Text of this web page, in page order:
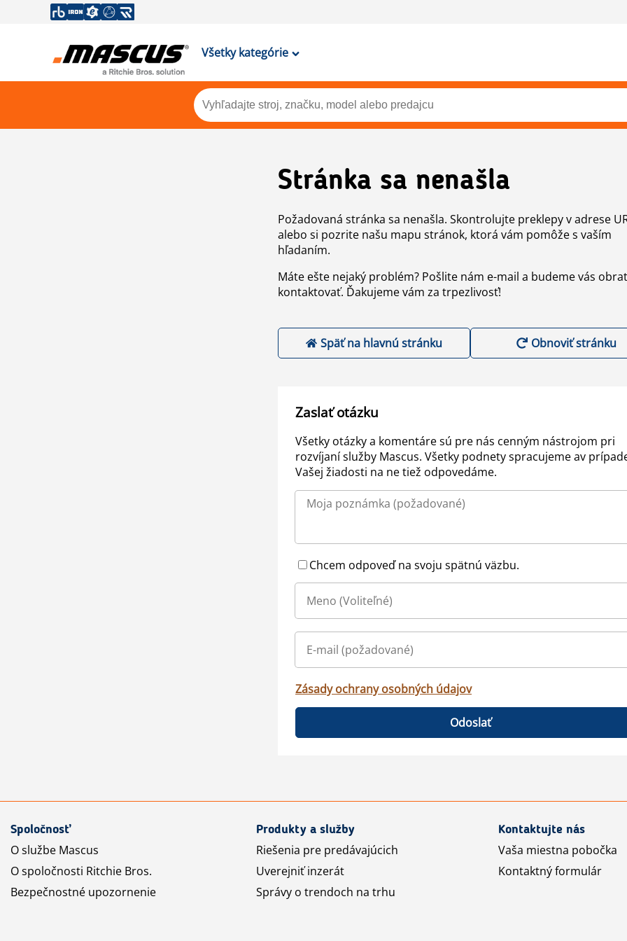
Všetky kategórie
Stránka sa nenašla
Požadovaná stránka sa nenašla. Skontrolujte preklepy v adrese
alebo si pozrite našu mapu stránok, ktorá vám pomôže s vaším
hľadaním.
Máte ešte nejaký problém? Pošlite nám e-mail a budeme vás
kontaktovať. Ďakujeme vám za trpezlivosť!
Späť na hlavnú stránku Obnoviť stránku
Zaslať otázku
Všetky otázky a komentáre sú pre nás cenným nástrojom pri
rozvíjaní služby Mascus. Všetky podnety spracujeme av
Vašej žiadosti na ne tiež odpovedáme.
Chcem odpoveď na svoju spätnú väzbu.
Zásady ochrany osobných údajov
Odoslať
Spoločnosť
O službe Mascus
O spoločnosti Ritchie Bros.
Bezpečnostné upozornenie
Produkty a služby
Riešenia pre predávajúcich
Uverejniť inzerát
Správy o trendoch na trhu
Kontaktujte nás
Vaša miestna pobočka
Kontaktný formulár